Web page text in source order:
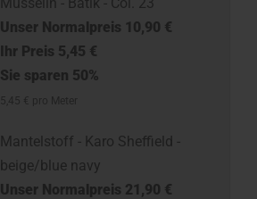
Unser Normalpreis 10,90 €
Ihr Preis 5,45 €
Sie sparen 50%
Mantelstoff - Karo Sheffield -
beige/blue navy
Unser Normalpreis 21,90 €